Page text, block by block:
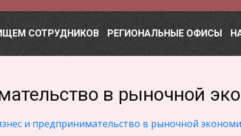
СОТРУДНИКОВ РЕГИОНАЛЬНЫЕ ОФИСЫ
в рыночной
и предпринимательство в рыночной